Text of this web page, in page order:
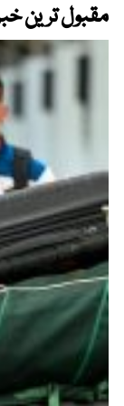
مقبول ترین